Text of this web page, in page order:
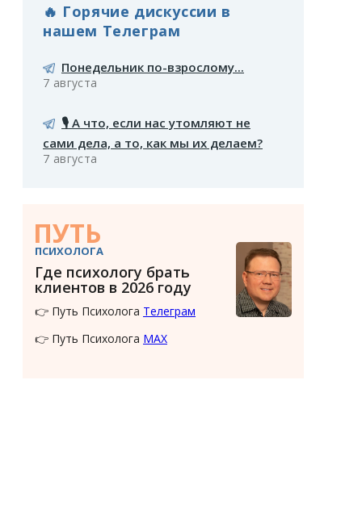
🔥 Горячие дискуссии в
нашем Телеграм
Понедельник по-взрослому...
7 августа
🎙️ А что, если нас утомляют не
сами дела, а то, как мы их делаем?
7 августа
ПУТЬ
ПСИХОЛОГА
Где психологу брать
клиентов в 2026 году
👉 Путь Психолога Телеграм
👉 Путь Психолога MAX